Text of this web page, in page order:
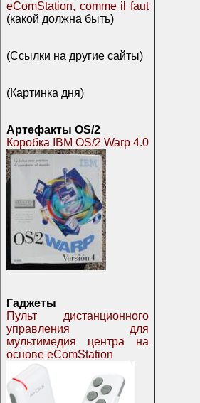
eComStation, comme il faut
(какой должна быть)
(Ссылки на другие сайты)
(Картинка дня)
Артефакты OS/2
Коробка IBM OS/2 Warp 4.0
Гаджеты
Пульт дистанционного
управления для
мультимедия центра на
основе eComStation